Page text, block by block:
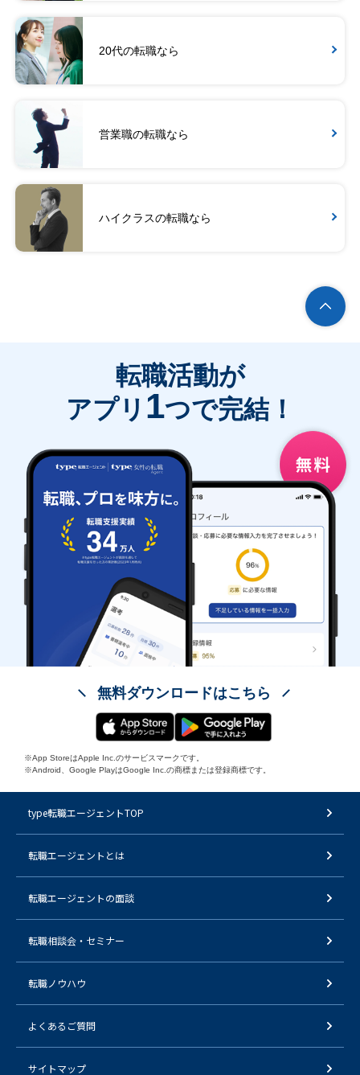
20代の転職なら
営業職の転職なら
ハイクラスの転職なら
転職活動が
アプリ 1つで完結！
無料ダウンロードはこちら
※App StoreはApple Inc.のサービスマークです。
※Android、Google PlayはGoogle Inc.の商標または登録商標です。
type転職エージェントTOP
転職エージェントとは
転職エージェントの面談
転職相談会・セミナー
転職ノウハウ
よくあるご質問
サイトマップ